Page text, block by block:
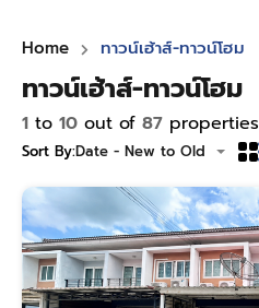
Home ทาวน์เฮ้าส์-ทาวน์โฮม
ทาวน์เฮ้าส์-ทาวน์โฮม
1 to 10 out of 87 properties
Sort By:Date - New to Old